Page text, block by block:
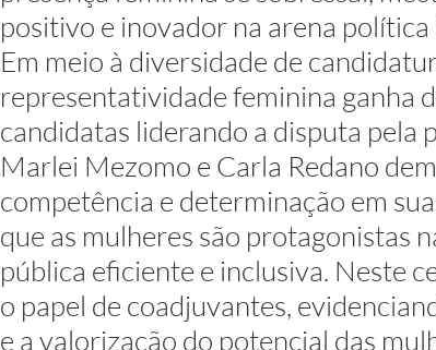
positivo e inovador na arena política
Em meio à diversidade de
representatividade feminina ganha
candidatas liderando a disputa pela
Marlei Mezomo e Carla Redano
competência e determinação em
que as mulheres são protagonistas
pública eficiente e inclusiva. Neste
o papel de coadjuvantes,
e a valorização do potencial das